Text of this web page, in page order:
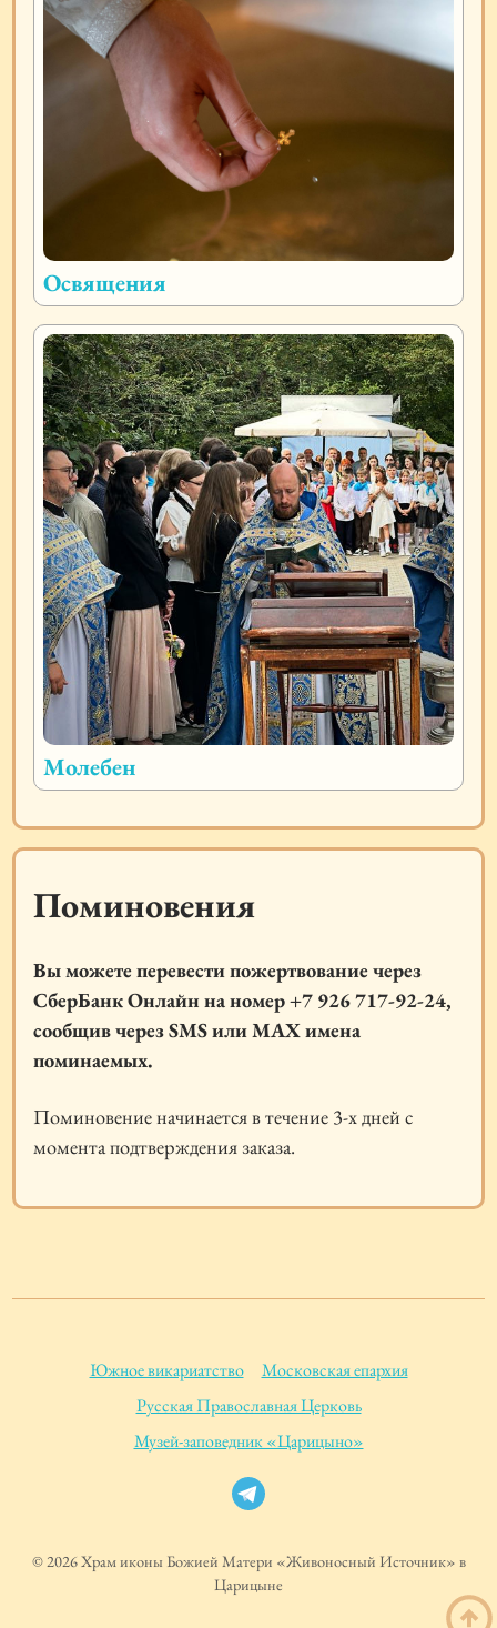
Освящения
Молебен
Поминовения
Вы можете перевести пожертвование через
СберБанк Онлайн на номер+7 926 717-92-24,
сообщив через SMS или MAX имена
поминаемых.
Поминовение начинается в течение 3-х дней с
момента подтверждения заказа.
Южное викариатство
Московская епархия
Русская Православная Церковь
Музей-заповедник «Царицыно»
© 2026 Храм иконы Божией Матери «Живоносный Источник» в
Царицыне